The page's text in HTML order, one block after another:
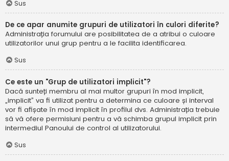
Sus
De ce apar anumite grupuri de utilizatori în culori diferite?
Administrația forumului are posibilitatea de a atribui o culoare
utilizatorilor unui grup pentru a le facilita identificarea.
Sus
Ce este un "Grup de utilizatori implicit"?
Dacă sunteți membru al mai multor grupuri în mod implicit,
„implicit” va fi utilizat pentru a determina ce culoare și interval
vor fi afișate în mod implicit în profilul dvs. Administrația trebuie
să vă ofere permisiuni pentru a vă schimba grupul implicit prin
intermediul Panoului de control al utilizatorului.
Sus